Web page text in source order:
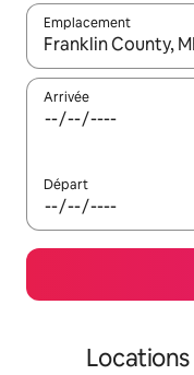
Emplacement
Quand les résultats
Arrivée
Départ